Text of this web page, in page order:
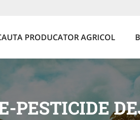
PRODUCATOR AGRICOL
PESTICIDE